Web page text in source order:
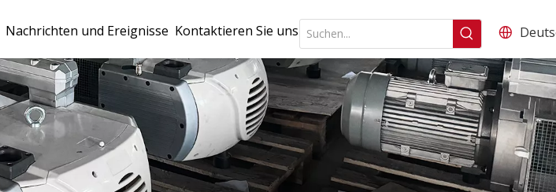
Nachrichten und Ereignisse Kontaktieren Sie uns